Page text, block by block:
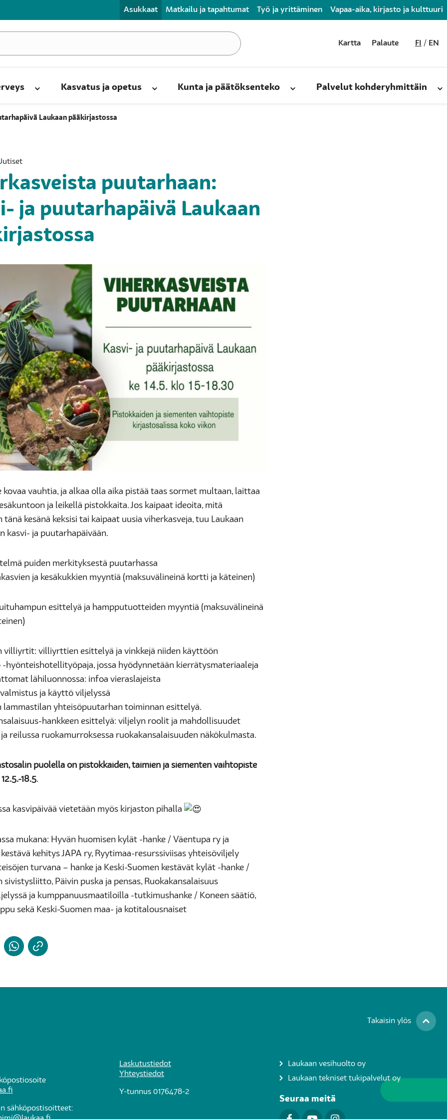
Asukkaat Matkailu ja tapahtumat Työ ja yrittäminen Vapaa-aika, kirjasto ja kulttuuri
Kartta Palaute FI EN
Kasvatus ja opetus Kunta ja päätöksenteko Palvelut kohderyhmittäin
Laukaan pääkirjastossa
puutarhaan:
ja puutarhapäivä Laukaan
kovaa vauhtia, ja alkaa olla aika pistää taas sormet multaan, laittaa
ja leikellä pistokkaita. Jos kaipaat ideoita, mitä
tänä kesänä keksisi tai kaipaat uusia viherkasveja, tuu Laukaan
kasvi- ja puutarhapäivään.
puiden merkityksestä puutarhassa
ja kesäkukkien myyntiä (maksuvälineinä kortti ja käteinen)
esittelyä ja hampputuotteiden myyntiä (maksuvälineinä
villiyrtit: villiyrttien esittelyä ja vinkkejä niiden käyttöön
hyönteishotellityöpaja, jossa hyödynnetään kierrätysmateriaaleja
lähiluonnossa: infoa vieraslajeista
ja käyttö viljelyssä
lammastilan yhteisöpuutarhan toiminnan esittelyä.
hankkeen esittelyä: viljelyn roolit ja mahdollisuudet
ja reilussa ruokamurroksessa ruokakansalaisuuden näkökulmasta.
puolella on pistokkaiden, taimien ja siementen vaihtopiste
18.5.
kasvipäivää vietetään myös kirjaston pihalla
mukana: Hyvän huomisen kylät -hanke / Väentupa ry ja
kehitys JAPA ry, Ryytimaa-resurssiviisas yhteisöviljely
turvana – hanke ja Keski-Suomen kestävät kylät -hanke /
sivistysliitto, Päivin puska ja pensas, Ruokakansalaisuus
ja kumppanuusmaatiloilla -tutkimushanke / Koneen säätiö,
sekä Keski-Suomen maa- ja kotitalousnaiset
Takaisin ylös
sähköpostisoitteet:
Laskutustiedot
Yhteystiedot
Y-tunnus 0176478-2
Laukaan vesihuolto oy
Laukaan tekniset tukipalvelut oy
Seuraa meitä